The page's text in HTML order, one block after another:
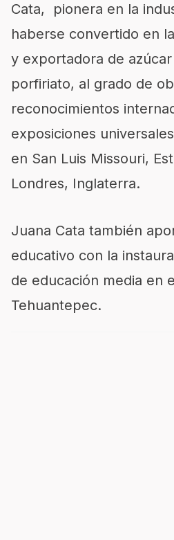
Cata, pionera en la
haberse convertido en
y exportadora de
porfiriato, al grado de
reconocimientos
exposiciones
en San Luis Missouri,
Londres, Inglaterra.
Juana Cata también
educativo con la
de educación media en
Tehuantepec.